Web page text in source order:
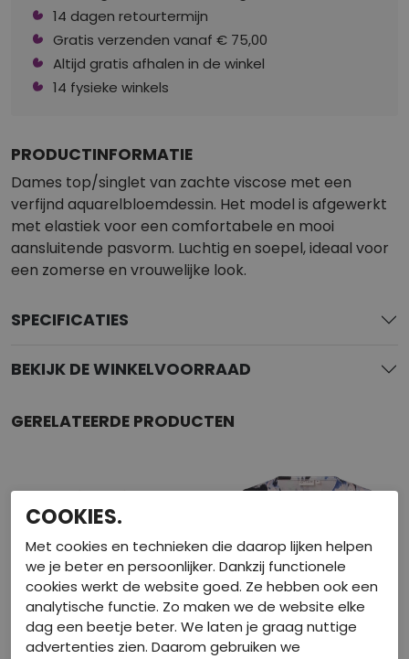
14 dagen retourtermijn
Gratis verzenden vanaf € 75,00
Altijd gratis afhalen in de winkel
14 fysieke winkels
PRODUCTINFORMATIE
Dames top/singlet van zachte viscose met een
verfijnd aquarelbloemdessin. Het model is afgewerkt
met elastiek voor een comfortabele en mooi
aansluitende pasvorm. Luchtig en soepel, ideaal voor
een zomerse en vrouwelijke look.
SPECIFICATIES
BEKIJK DE WINKELVOORRAAD
GERELATEERDE PRODUCTEN
COOKIES.
Met cookies en technieken die daarop lijken helpen
we je beter en persoonlijker. Dankzij functionele
cookies werkt de website goed. Ze hebben ook een
analytische functie. Zo maken we de website elke
dag een beetje beter. We laten je graag nuttige
advertenties zien. Daarom gebruiken we